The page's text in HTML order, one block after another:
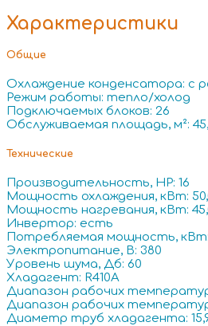
Характеристики
Общие
Охлаждение конденсатора: с
Режим работы: тепло/холод
Подключаемых блоков: 26
Обслуживаемая площадь, м²:
Технические
Производительность, HP: 16
Мощность охлаждения, кВт:
Мощность нагревания, кВт:
Инвертор: есть
Потребляемая мощность, кВт:
Электропитание, В: 380
Уровень шума, Дб: 60
Хладагент: R410A
Диапазон рабочих
Диапазон рабочих
Диаметр труб хладагента: